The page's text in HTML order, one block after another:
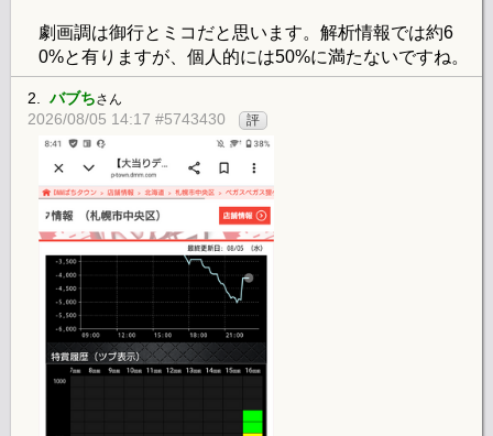
劇画調は御行とミコだと思います。解析情報では約6
0%と有りますが、個人的には50%に満たないですね。
2. バブちさん
2026/08/05 14:17 #5743430 評